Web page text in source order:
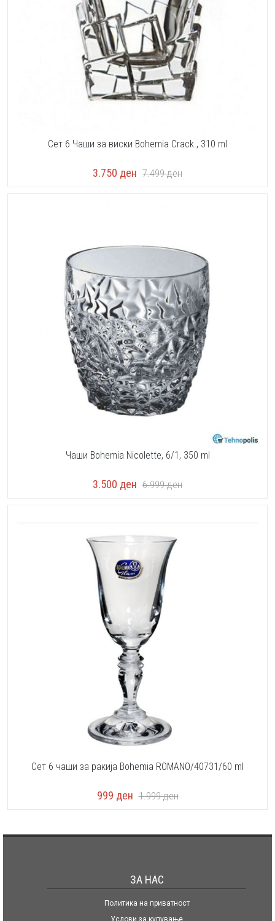
Сет 6 Чаши за виски Bohemia Crack., 310 ml
3.750 ден 7.499ден
Чаши Bohemia Nicolette, 6/1, 350 ml
3.500 ден 6.999ден
Сет 6 чаши за ракија Bohemia ROMANO/40731/60 ml
999 ден 1.999ден
ЗА НАС
Политика на приватност